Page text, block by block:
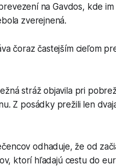
na Gavdos, kde
zverejnená.
čoraz častejším cieľom
stráž objavila pri
Z posádky prežili len
odhaduje, že od
ktorí hľadajú cestu do